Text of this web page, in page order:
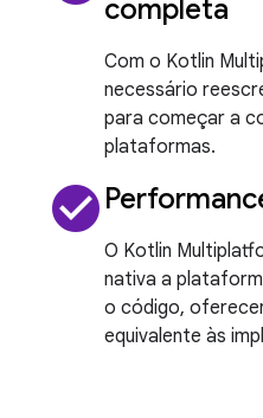
completa
Com o Kotlin
necessário
para começar a
plataformas.
check_circle
O Kotlin
nativa a
o código,
equivalente às